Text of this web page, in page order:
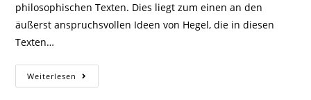
philosophischen Texten. Dies liegt zum einen an den
äußerst anspruchsvollen Ideen von Hegel, die in diesen
Texten…
Weiterlesen Skript
Zum